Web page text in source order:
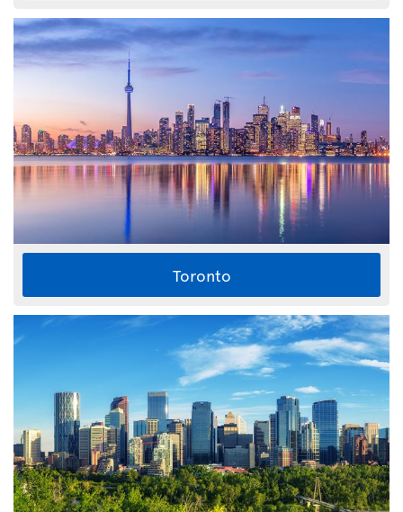
Toronto